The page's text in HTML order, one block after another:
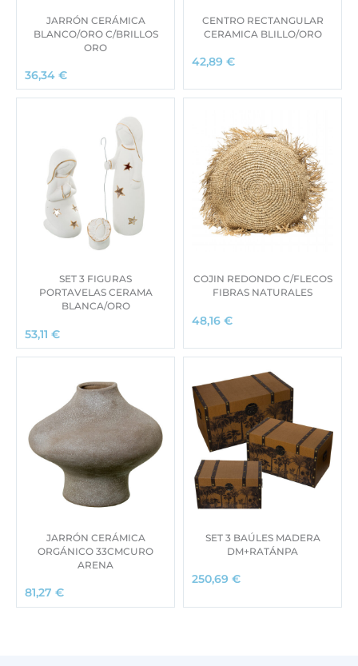
JARRÓN CERÁMICA
BLANCO/ORO C/BRILLOS
ORO
36,34 €
CENTRO RECTANGULAR
CERAMICA BLILLO/ORO
42,89 €
SET 3 FIGURAS
PORTAVELAS CERAMA
BLANCA/ORO
53,11 €
COJIN REDONDO C/FLECOS
FIBRAS NATURALES
48,16 €
JARRÓN CERÁMICA
ORGÁNICO 33CMCURO
ARENA
81,27 €
SET 3 BAÚLES MADERA
DM+RATÁNPA
250,69 €